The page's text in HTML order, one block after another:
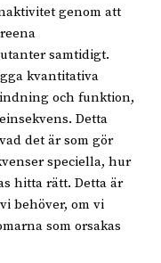
genom att
samtidigt.
kvantitativa
och funktion,
Detta
det är som gör
speciella, hur
hitta rätt. Detta är
behöver, om vi
som orsakas